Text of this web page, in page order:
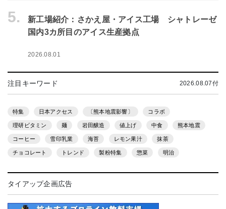
5.
新工場紹介：さかえ屋・アイス工場 シャトレーゼ
国内3カ所目のアイス生産拠点
2026.08.01
注目キーワード 2026.08.07付
特集 日本アクセス 〔熊本地震影響〕 コラボ
理研ビタミン 麺 岩田醸造 値上げ 中食 熊本地震
コーヒー 雪印乳業 海苔 レモン果汁 抹茶
チョコレート トレンド 製粉特集 惣菜 明治
タイアップ企画広告